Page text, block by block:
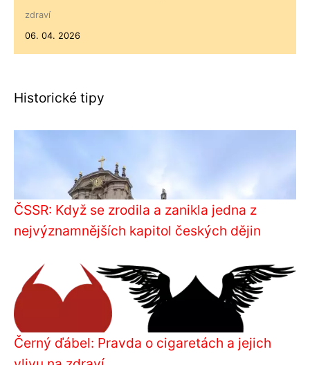
zdraví
06. 04. 2026
Historické tipy
ČSSR: Když se zrodila a zanikla jedna z
nejvýznamnějších kapitol českých dějin
Černý ďábel: Pravda o cigaretách a jejich